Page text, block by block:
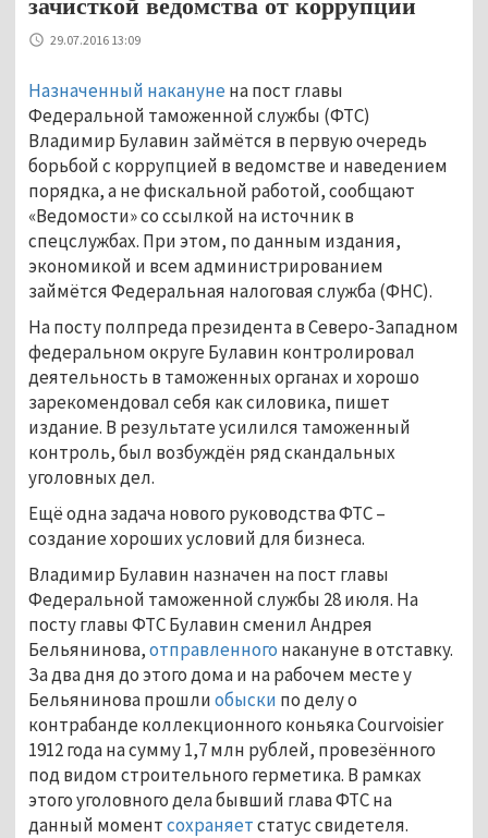
зачисткой ведомства от коррупции
29.07.2016 13:09
Назначенный накануне на пост главы
Федеральной таможенной службы (ФТС)
Владимир Булавин займётся в первую очередь
борьбой с коррупцией в ведомстве и наведением
порядка, а не фискальной работой, сообщают
«Ведомости» со ссылкой на источник в
спецслужбах. При этом, по данным издания,
экономикой и всем администрированием
займётся Федеральная налоговая служба (ФНС).
На посту полпреда президента в Северо-Западном
федеральном округе Булавин контролировал
деятельность в таможенных органах и хорошо
зарекомендовал себя как силовика, пишет
издание. В результате усилился таможенный
контроль, был возбуждён ряд скандальных
уголовных дел.
Ещё одна задача нового руководства ФТС –
создание хороших условий для бизнеса.
Владимир Булавин назначен на пост главы
Федеральной таможенной службы 28 июля. На
посту главы ФТС Булавин сменил Андрея
Бельянинова,отправленного накануне в отставку.
За два дня до этого дома и на рабочем месте у
Бельянинова прошлиобыски по делу о
контрабанде коллекционного коньяка Courvoisier
1912 года на сумму 1,7 млн рублей, провезённого
под видом строительного герметика. В рамках
этого уголовного дела бывший глава ФТС на
данный моментсохраняетстатус свидетеля.